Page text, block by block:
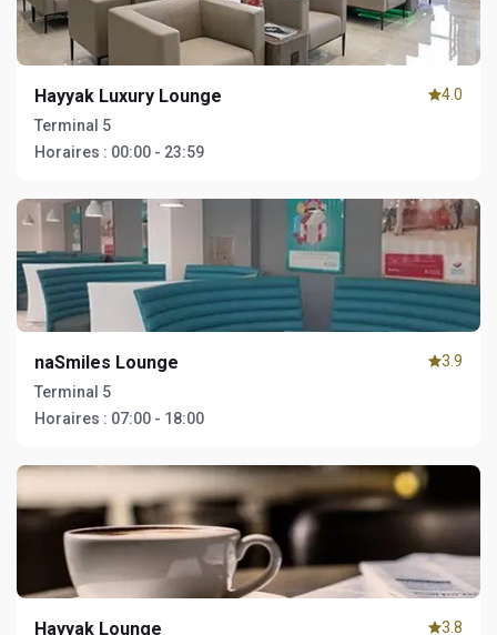
Hayyak Luxury Lounge
Terminal 5
Horaires : 00:00 - 23:59
4.0
naSmiles Lounge
Terminal 5
Horaires : 07:00 - 18:00
3.9
Hayyak Lounge 3.8